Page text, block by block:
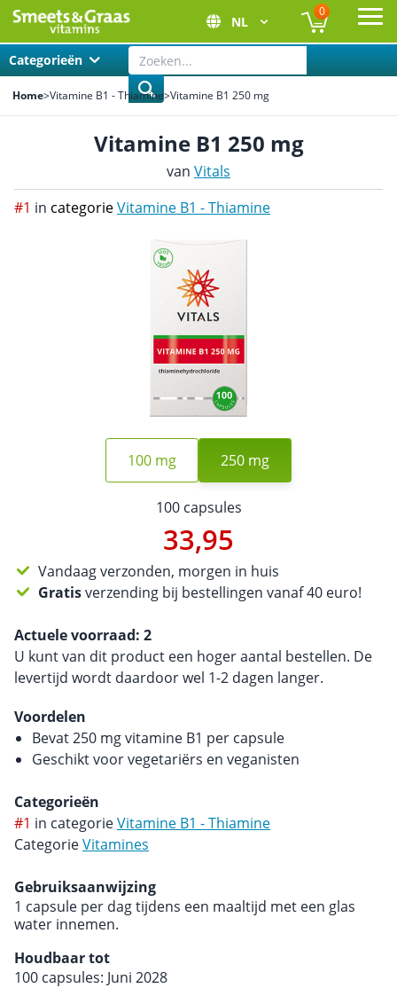
NL
0
Categorieën
Home>Vitamine B1 - Thiamine>Vitamine B1 250 mg
Vitamine B1 250 mg
van Vitals
#1 in categorieVitamine B1 - Thiamine
100 mg 250 mg
100 capsules
33,95
Vandaag verzonden, morgen in huis
Gratisverzending bij bestellingen vanaf 40 euro!
Actuele voorraad: 2
U kunt van dit product een hoger aantal bestellen. De
levertijd wordt daardoor wel 1-2 dagen langer.
Voordelen
Bevat 250 mg vitamine B1 per capsule
Geschikt voor vegetariërs en veganisten
Categorieën
#1 in categorieVitamine B1 - Thiamine
CategorieVitamines
Gebruiksaanwijzing
1 capsule per dag tijdens een maaltijd met een glas
water innemen.
Houdbaar tot
100 capsules: Juni 2028